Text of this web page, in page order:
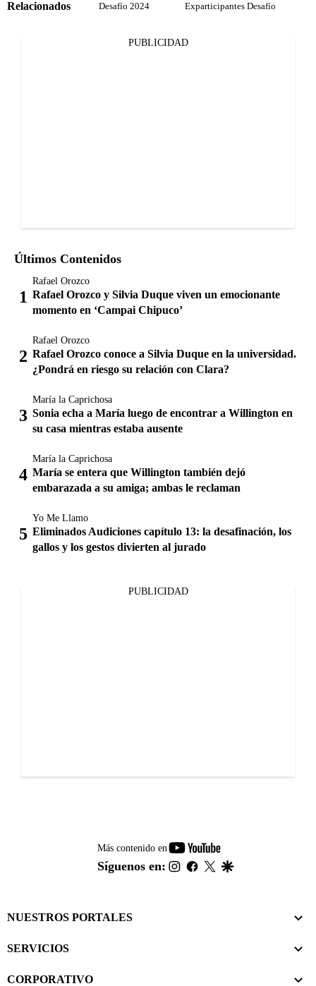
Relacionados Desafío 2024 Exparticipantes Desafío
PUBLICIDAD
Últimos Contenidos
Rafael Orozco
Rafael Orozco y Silvia Duque viven un emocionante
momento en ‘Campai Chipuco’
Rafael Orozco
Rafael Orozco conoce a Silvia Duque en la universidad.
¿Pondrá en riesgo su relación con Clara?
María la Caprichosa
Sonia echa a María luego de encontrar a Willington en
su casa mientras estaba ausente
María la Caprichosa
María se entera que Willington también dejó
embarazada a su amiga; ambas le reclaman
Yo Me Llamo
Eliminados Audiciones capítulo 13: la desafinación, los
gallos y los gestos divierten al jurado
PUBLICIDAD
Más contenido en
youtube-
footer
Síguenos en: instagram
facebook
twitter
NUESTROS PORTALES
SERVICIOS
CORPORATIVO